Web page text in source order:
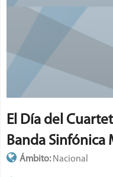
El Día del
Banda Sinfónica
Ámbito: Nacional